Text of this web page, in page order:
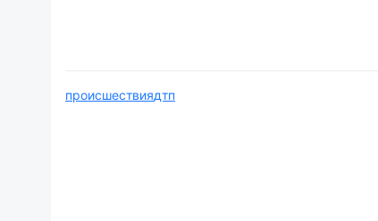
происшествиядтп